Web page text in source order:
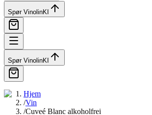
Spør VinolinKI
Spør VinolinKI
Hjem
/Vin
/Cuveé Blanc alkoholfrei